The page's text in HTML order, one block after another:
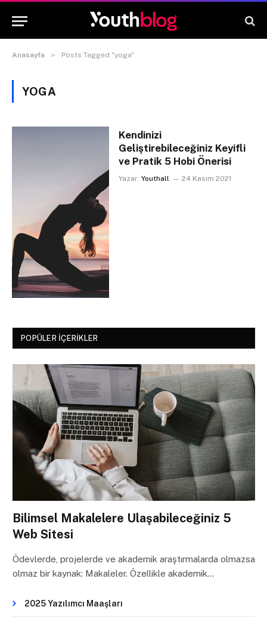
Anasayfa » Posts Tagged "yoga"
YOGA
Kendinizi
Geliştirebileceğiniz Keyifli
ve Pratik 5 Hobi Önerisi
Yazar: Youthall 24 Kasım 2021
POPÜLER İÇERIKLER
Bilimsel Makalelere Ulaşabileceğiniz 5
Web Sitesi
Ödevlerde, projelerde ve akademik araştırmalarda olmazsa
olmaz bir kaynak: Makaleler. Özellikle akademik…
2025 Yazılımcı Maaşları